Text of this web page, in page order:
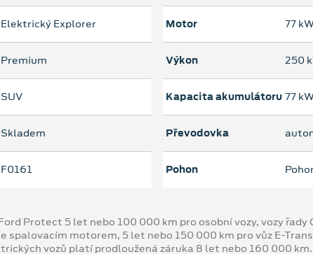
Elektrický Explorer
Premium
SUV
Skladem
F0161
Motor
Výkon 250
Kapacita akumulátoru 77
Převodovka
Pohon
Protect 5 let nebo 100 000 km pro osobní vozy, vozy
spalovacím motorem, 5 let nebo 150 000 km pro vůz E-
vozů platí prodloužená záruka 8 let nebo 160 000